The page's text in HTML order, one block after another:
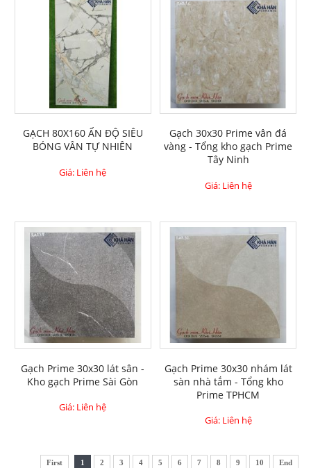
GẠCH 80X160 ẤN ĐỘ SIÊU
BÓNG VÂN TỰ NHIÊN
Giá: Liên hệ
Gạch 30x30 Prime vân đá
vàng - Tổng kho gạch Prime
Tây Ninh
Giá: Liên hệ
Gạch Prime 30x30 lát sân -
Kho gạch Prime Sài Gòn
Giá: Liên hệ
Gạch Prime 30x30 nhám lát
sàn nhà tắm - Tổng kho
Prime TPHCM
Giá: Liên hệ
First 1 2 3 4 5 6 7 8 9 10 End